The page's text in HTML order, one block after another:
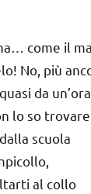
come il
No, più
da
lo so
scuola
al collo